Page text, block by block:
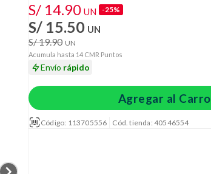
S/ 14.90 UN -25%
S/ 15.50 UN
S/ 19.90 UN
Acumula hasta 14 CMR Puntos
Envío rápido
Agregar al Carro
Código: 113705556 Cód. tienda: 40546554